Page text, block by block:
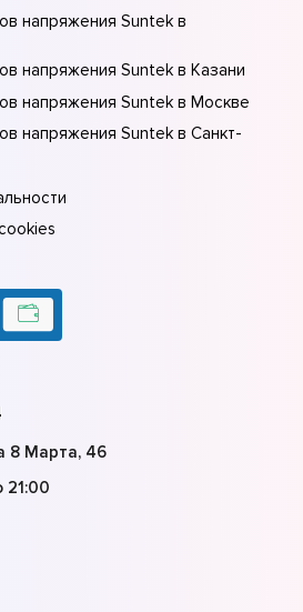
напряжения Suntek в
напряжения Suntek в Казани
напряжения Suntek в Москве
напряжения Suntek в Санкт-
8 Марта, 46
21:00